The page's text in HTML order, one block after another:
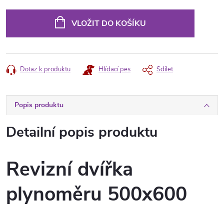
VLOŽIT DO KOŠÍKU
Dotaz k produktu Hlídací pes Sdílet
Popis produktu
Detailní popis produktu
Revizní dvířka
plynoměru 500x600